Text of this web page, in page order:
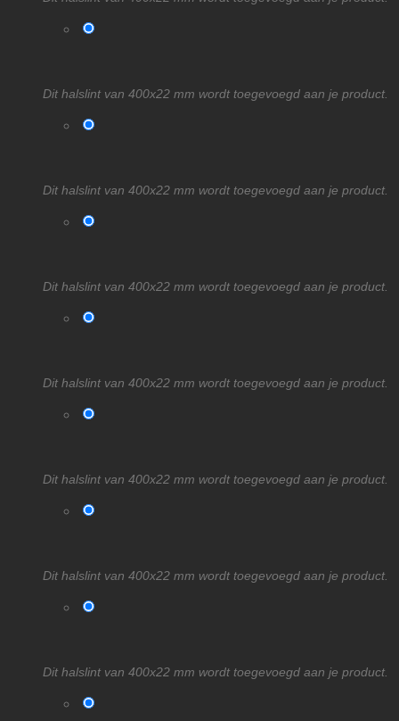
Dit halslint van 400x22 mm wordt toegevoegd aan je product.
Dit halslint van 400x22 mm wordt toegevoegd aan je product.
Dit halslint van 400x22 mm wordt toegevoegd aan je product.
Dit halslint van 400x22 mm wordt toegevoegd aan je product.
Dit halslint van 400x22 mm wordt toegevoegd aan je product.
Dit halslint van 400x22 mm wordt toegevoegd aan je product.
Dit halslint van 400x22 mm wordt toegevoegd aan je product.